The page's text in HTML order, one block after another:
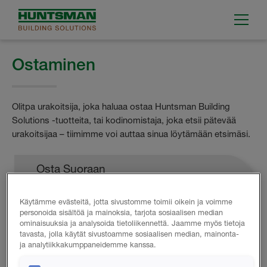
Ostaminen
Olitpa urakoitsija, joka haluaa ostaa Huntsman Building
Solutions -tuotteita, tai kodinomistaja, joka etsii pätevää
urakoitsijaa – tiimimme voi auttaa sinua löytämään etsimäsi.
Osta Suoraan
ERISTYSURAKOITSIJAT VOIVAT
OSTAA SUORAAN HUNTSMAN
BUILDING SOLUTIONSILTA
Käytämme evästeitä, jotta sivustomme toimii oikein ja voimme
personoida sisältöä ja mainoksia, tarjota sosiaalisen median
ominaisuuksia ja analysoida tietoliikennettä. Jaamme myös tietoja
tavasta, jolla käytät sivustoamme sosiaalisen median, mainonta-
ja analytiikkakumppaneidemme kanssa.